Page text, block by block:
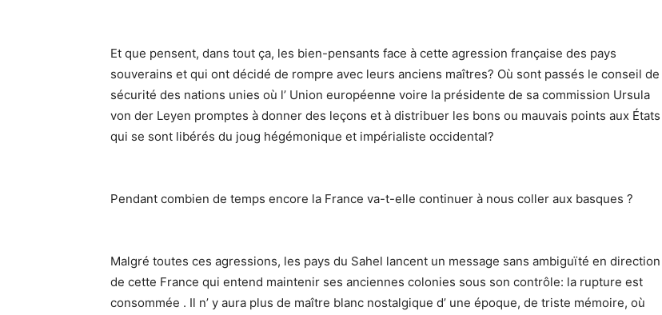
Et que pensent, dans tout ça, les bien-pensants face à cette agression française des pays
souverains et qui ont décidé de rompre avec leurs anciens maîtres? Où sont passés le conseil de
sécurité des nations unies où l’ Union européenne voire la présidente de sa commission Ursula
von der Leyen promptes à donner des leçons et à distribuer les bons ou mauvais points aux États
qui se sont libérés du joug hégémonique et impérialiste occidental?
Pendant combien de temps encore la France va-t-elle continuer à nous coller aux basques ?
Malgré toutes ces agressions, les pays du Sahel lancent un message sans ambiguïté en direction
de cette France qui entend maintenir ses anciennes colonies sous son contrôle: la rupture est
consommée . Il n’ y aura plus de maître blanc nostalgique d’ une époque, de triste mémoire, où